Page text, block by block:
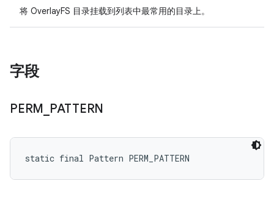
将 OverlayFS 目录挂载到列表中最常用的目录上。
字段
PERM PATTERN
static final Pattern PERM_PATTERN